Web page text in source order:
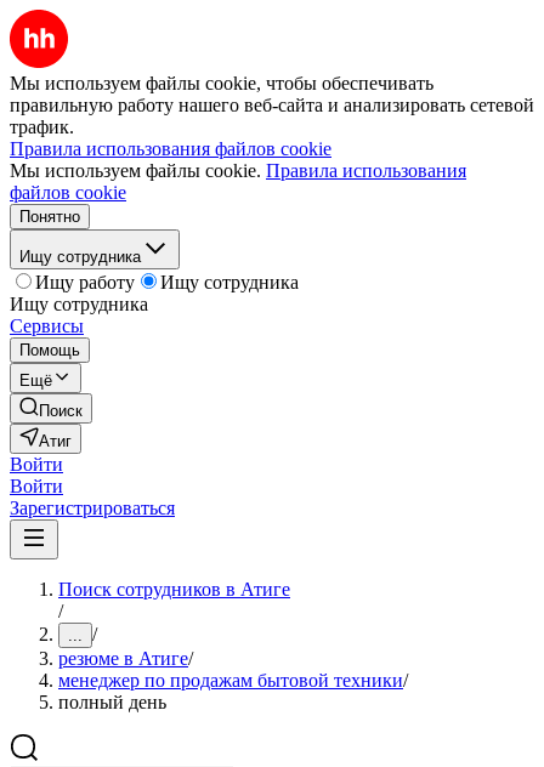
Мы используем файлы cookie, чтобы обеспечивать
правильную работу нашего веб-сайта и анализировать сетевой
трафик.
Правила использования файлов cookie
Мы используем файлы cookie. Правила использования
файлов cookie
Понятно
Ищу сотрудника
Ищу работу
Ищу сотрудника
Ищу сотрудника
Сервисы
Помощь
Ещё
Поиск
Атиг
Войти
Войти
Зарегистрироваться
Поиск сотрудников в Атиге
/
... /
резюме в Атиге/
менеджер по продажам бытовой техники/
полный день